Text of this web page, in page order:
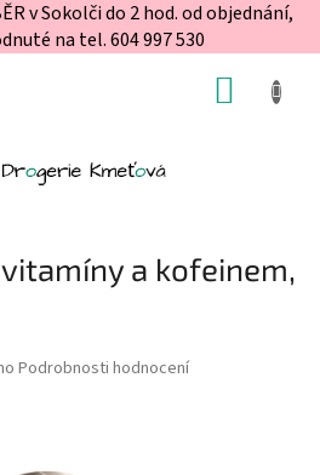
v Sokolči do 2 hod. od objednání,
na tel. 604 997 530
a kofeinem,
Podrobnosti hodnocení